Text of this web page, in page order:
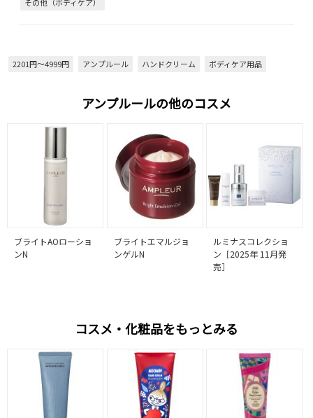
2201円～4999円 アンプルール ハンドクリーム ボディケア用品
アンプルールの他のコスメ
ブライトAOローショ
ンN
ブライトエマルジョ
ンゲルN
ルミナスコレクショ
ン［2025年 11月発
売］
コスメ・化粧品をもっとみる